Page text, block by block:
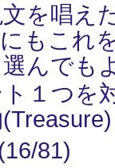
を唱え
もこれ
んでも
１つを
81)